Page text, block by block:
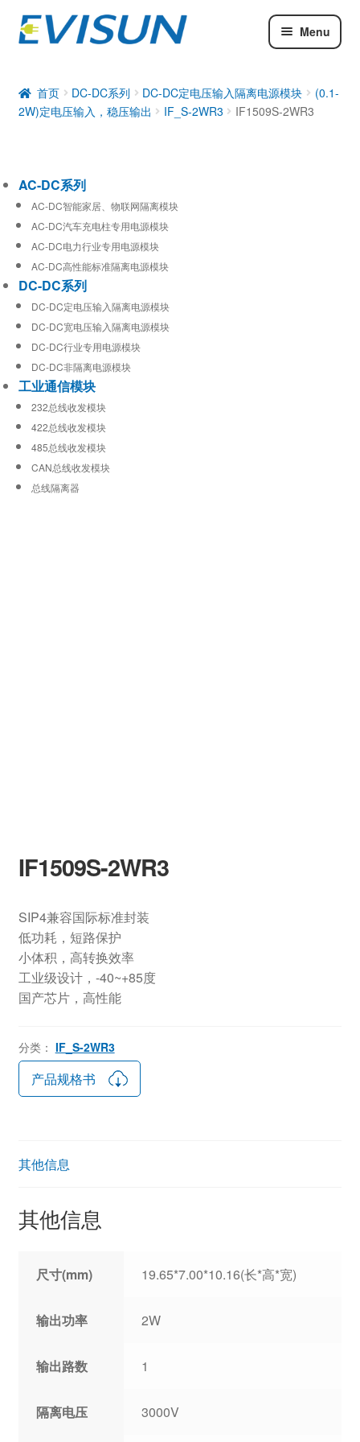
Menu
DC-DC系列
工业通信模块
首页 DC-DC系列 DC-DC定电压输入隔离电源模块
(0.1-
2W)定电压输入，稳压输出
IF_S-2WR3 IF1509S-2WR3
IF1509S-2WR3
SIP4兼容国际标准封装
低功耗，短路保护
小体积，高转换效率
工业级设计，-40~+85度
国产芯片，高性能
分类： IF_S-2WR3
产品规格书
其他信息
其他信息
尺寸(mm) 19.65*7.00*10.16(长*高*宽)
输出功率 2W
输出路数 1
隔离电压 3000V
AC-DC系列
AC-DC智能家居、物联网隔离模块
AC-DC汽车充电柱专用电源模块
AC-DC电力行业专用电源模块
AC-DC高性能标准隔离电源模块
DC-DC系列
DC-DC定电压输入隔离电源模块
DC-DC宽电压输入隔离电源模块
DC-DC行业专用电源模块
DC-DC非隔离电源模块
工业通信模块
232总线收发模块
422总线收发模块
485总线收发模块
CAN总线收发模块
总线隔离器